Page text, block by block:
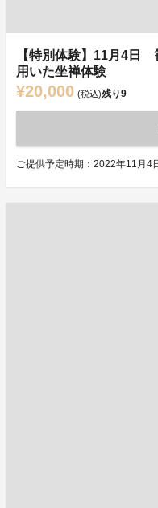
【特別体験】11月4日
用いた坐禅体験
¥20,000 (税込)残り9
ご提供予定時期：2022年11月4